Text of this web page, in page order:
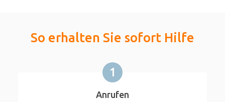
So erhalten Sie sofort Hilfe
1
Anrufen